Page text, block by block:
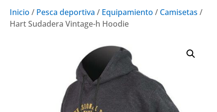
Inicio / Pesca deportiva / Equipamiento / Camisetas /
Hart Sudadera Vintage-h Hoodie